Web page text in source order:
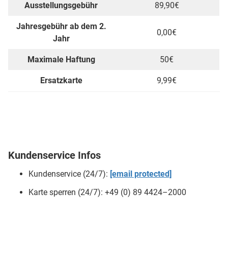
Ausstellungsgebühr 89,90€
Jahresgebühr ab dem 2.
Jahr
0,00€
Maximale Haftung 50€
Ersatzkarte 9,99€
Kundenservice Infos
Kundenservice (24/7): [email protected]
Karte sperren (24/7): +49 (0) 89 4424–2000